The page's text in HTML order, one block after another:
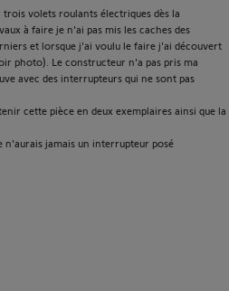
volets roulants électriques dès la
à faire je n'ai pas mis les caches des
et lorsque j'ai voulu le faire j'ai découvert
photo). Le constructeur n'a pas pris ma
avec des interrupteurs qui ne sont pas
cette pièce en deux exemplaires ainsi que la
n'aurais jamais un interrupteur posé